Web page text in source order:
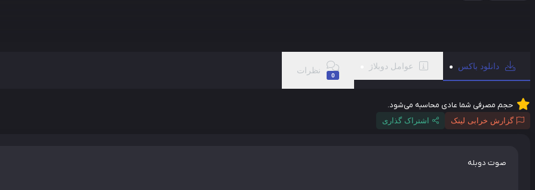
دانلود باکس عوامل دوبلاژ
0 نظرات
حجم مصرفی شما عادی محاسبه می‌شود.
گزارش خرابی لینک اشتراک گذاری
صوت دوبله